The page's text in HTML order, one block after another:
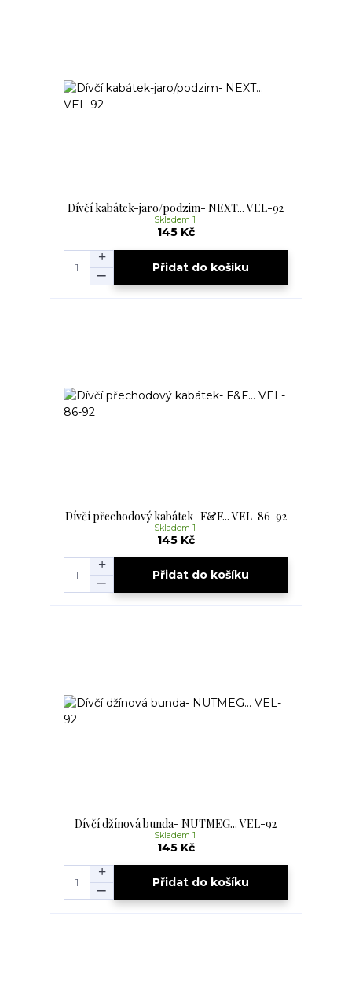
Dívčí kabátek-jaro/podzim- NEXT... VEL-92
145 Kč
Skladem 1
Přidat do košíku
Dívčí přechodový kabátek- F&F... VEL-86-92
145 Kč
Skladem 1
Přidat do košíku
Dívčí džínová bunda- NUTMEG... VEL-92
145 Kč
Skladem 1
Přidat do košíku